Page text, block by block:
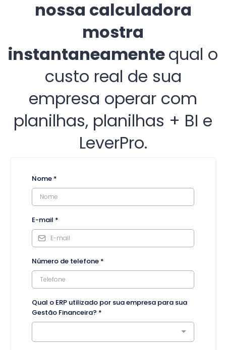
nossa calculadora
mostra
instantaneamentequal o
custo real de sua
empresa operar com
planilhas, planilhas + BI e
LeverPro.
Nome *
E-mail *
Número de telefone *
Qual o ERP utilizado por sua empresa para sua
Gestão Financeira? *